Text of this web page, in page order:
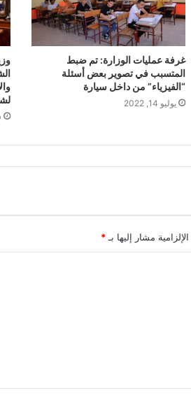
غرفة عمليات الوزارة: تم ضبط
المتسبب في تصوير بعض أسئلة
“الفيزياء” من داخل سيارة
يوليو 14, 2022
مشار إليها بـ *